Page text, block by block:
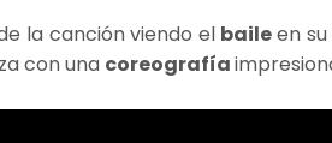
la canción viendo el baileen
con una coreografía